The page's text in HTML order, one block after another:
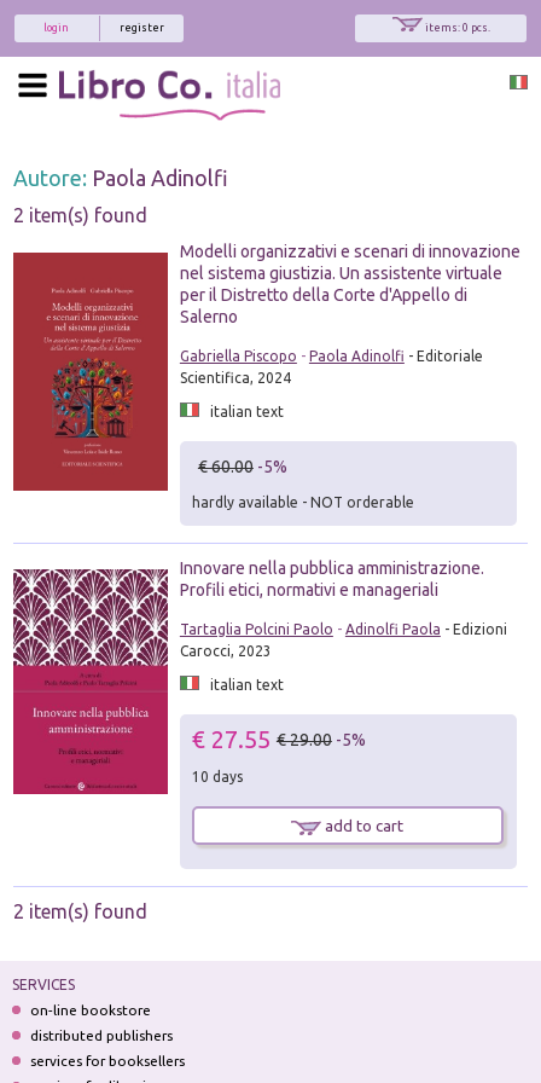
items: 0 pcs.
register
login
Autore: Paola Adinolfi
2 item(s) found
Modelli organizzativi e scenari di innovazione
nel sistema giustizia. Un assistente virtuale
per il Distretto della Corte d'Appello di
Salerno
Gabriella Piscopo - Paola Adinolfi - Editoriale
Scientifica, 2024
italian text
€ 60.00 -5%
hardly available - NOT orderable
Innovare nella pubblica amministrazione.
Profili etici, normativi e manageriali
Tartaglia Polcini Paolo - Adinolfi Paola - Edizioni
Carocci, 2023
italian text
€ 27.55 € 29.00 -5%
10 days
add to cart
2 item(s) found
SERVICES
on-line bookstore
distributed publishers
services for booksellers